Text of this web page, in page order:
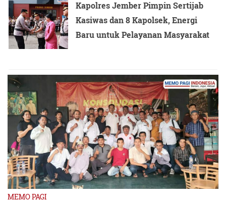
Kapolres Jember Pimpin Sertijab
Kasiwas dan 8 Kapolsek, Energi
Baru untuk Pelayanan Masyarakat
MEMO PAGI